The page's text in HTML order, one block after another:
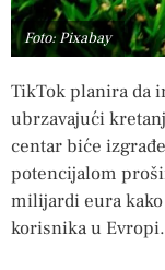
Foto: Pixabay
TikTok planira da
ubrzavajući
centar biće
potencijalom
milijardi eura
korisnika u